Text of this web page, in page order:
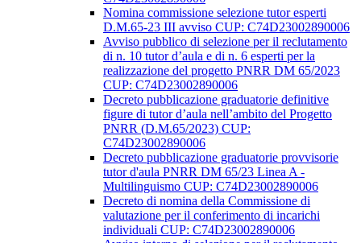
Nomina commissione selezione tutor esperti
D.M.65-23 III avviso CUP: C74D23002890006
Avviso pubblico di selezione per il reclutamento
di n. 10 tutor d’aula e di n. 6 esperti per la
realizzazione del progetto PNRR DM 65/2023
CUP: C74D23002890006
Decreto pubblicazione graduatorie definitive
figure di tutor d’aula nell’ambito del Progetto
PNRR (D.M.65/2023) CUP:
C74D23002890006
Decreto pubblicazione graduatorie provvisorie
tutor d'aula PNRR DM 65/23 Linea A -
Multilinguismo CUP: C74D23002890006
Decreto di nomina della Commissione di
valutazione per il conferimento di incarichi
individuali CUP: C74D23002890006